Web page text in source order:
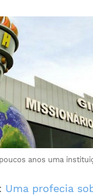
anos uma
Uma profecia